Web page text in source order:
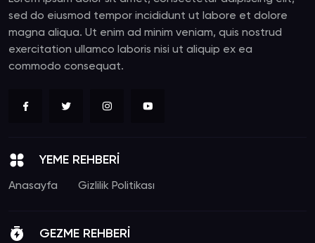
sed do eiusmod tempor incididunt ut labore et dolore
magna aliqua. Ut enim ad minim veniam, quis nostrud
exercitation ullamco laboris nisi ut aliquip ex ea
commodo consequat.
YEME REHBERİ
Anasayfa Gizlilik Politikası
GEZME REHBERİ